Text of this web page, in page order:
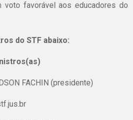
voto favorável aos educadores do
do STF abaixo:
FACHIN (presidente)